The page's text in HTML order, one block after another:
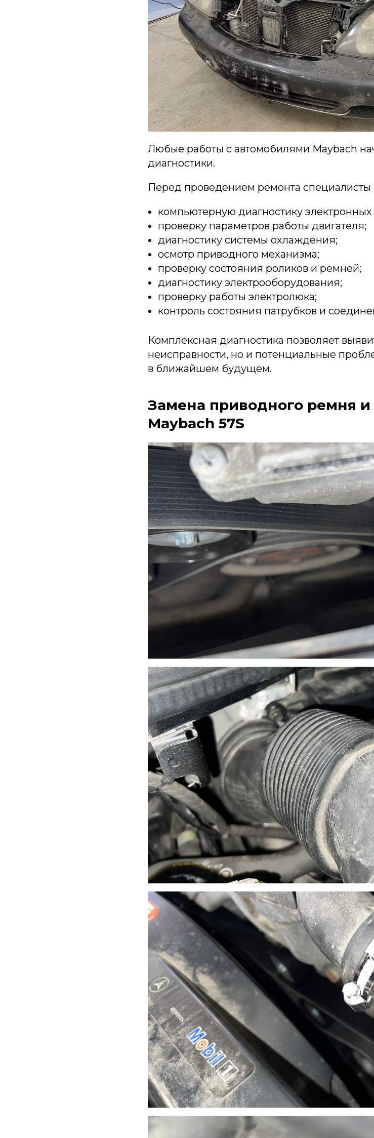
Любые работы с автомобилями Maybach
диагностики.
Перед проведением ремонта специалисты
компьютерную диагностику электронных
проверку параметров работы двигателя;
диагностику системы охлаждения;
осмотр приводного механизма;
проверку состояния роликов и ремней;
диагностику электрооборудования;
проверку работы электролюка;
контроль состояния патрубков и
Комплексная диагностика позволяет
неисправности, но и потенциальные
в ближайшем будущем.
Замена приводного ремня
Maybach 57S